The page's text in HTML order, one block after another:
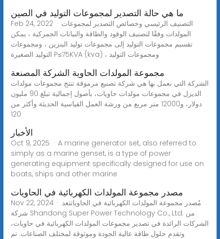
ما هي حالة التصدير لمجموعات التوليد في الصين
Feb 24, 2022 · التصنيف الرئيسي وخصائص التصدير لمجموعات
المولدات وفقًا لتصنيف الوقود والطاقة والبيانات الجمركية ، يمكن
تقسيم مجموعات التوليد إلى مجموعات توليد البنزين ، ومجموعات
التوليد الصغيرة P≤75KVA (kva) ، ومجموعات التوليد
مجموعة المولدات الحاوية الشركة المصنعة
الشركة التي نعمل بها هي شركة تصنيع مرموقة تنتج مجموعات مولدات
الديزل في مجموعات مولدات حاويات، بأصول إجمالية تبلغ 90 مليون
دولار، و12000 متر مربع من ورشة العمل القياسية الحديثة وأكثر من
120
الأخبار
Oct 9, 2025 · A marine generator set, also referred to
simply as a marine genset, is a type of power
generating equipment specifically designed for use on
boats, ships and other marine
مصدر مجموعة المولدات الكهربائية في الحاويات
Nov 22, 2024 · مُصدر مجموعة المولدات الكهربائية في الحاوياتتعد
شركة Shandong Super Power Technology Co., Ltd. من
الشركات الرائدة في تصدير مجموعات المولدات الكهربائية في حاويات،
وتقدم حلول طاقة عالية الجودة وموثوقة لمختلف الصناعات. تم